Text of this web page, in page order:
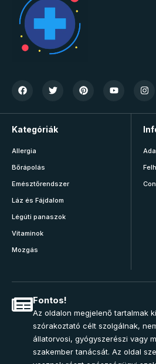
Kategóriák
Allergia
Bőrápolás
Emésztőrendszer
Láz és Fájdalom
Légúti panaszok
Vitaminok
Mozgás
Fontos!
Az oldalon megjelenő tartalmak
szórakoztató célt szolgálnak,
állatorvosi, gyógyszerészi vagy
szakember tanácsát. Az oldal